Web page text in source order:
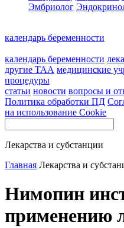
Эмбриолог
календарь беременности
календарь беременности
другие ТАА медицинские
процедуры
статьи новости вопросы и
Политика обработки ПД
на использование Cookie
Лекарства и субстанции
Главная Лекарства и
Нимопин
применению